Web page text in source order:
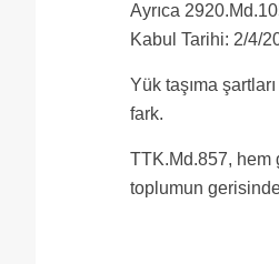
Ayrıca
Kabul Tarihi: 2/4/
Yük taşıma
fark.
TTK.Md.857, hem
toplumun